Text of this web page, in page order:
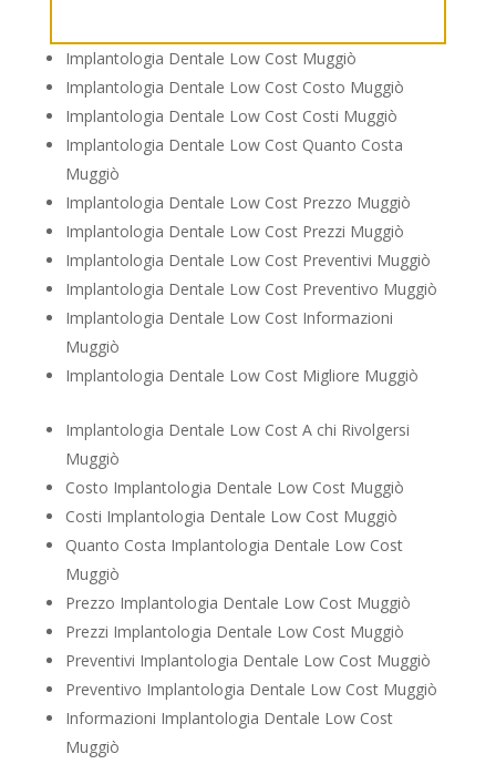
Implantologia Dentale Low Cost Muggiò
Implantologia Dentale Low Cost Costo Muggiò
Implantologia Dentale Low Cost Costi Muggiò
Implantologia Dentale Low Cost Quanto Costa
Muggiò
Implantologia Dentale Low Cost Prezzo Muggiò
Implantologia Dentale Low Cost Prezzi Muggiò
Implantologia Dentale Low Cost Preventivi Muggiò
Implantologia Dentale Low Cost Preventivo Muggiò
Implantologia Dentale Low Cost Informazioni
Muggiò
Implantologia Dentale Low Cost Migliore Muggiò
Implantologia Dentale Low Cost A chi Rivolgersi
Muggiò
Costo Implantologia Dentale Low Cost Muggiò
Costi Implantologia Dentale Low Cost Muggiò
Quanto Costa Implantologia Dentale Low Cost
Muggiò
Prezzo Implantologia Dentale Low Cost Muggiò
Prezzi Implantologia Dentale Low Cost Muggiò
Preventivi Implantologia Dentale Low Cost Muggiò
Preventivo Implantologia Dentale Low Cost Muggiò
Informazioni Implantologia Dentale Low Cost
Muggiò